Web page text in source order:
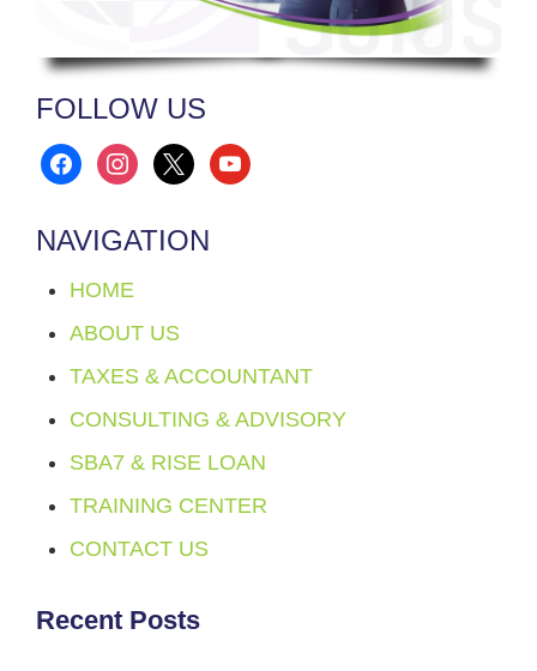
FOLLOW US
facebookinstagram
x youtube
NAVIGATION
HOME
ABOUT US
TAXES & ACCOUNTANT
CONSULTING & ADVISORY
SBA7 & RISE LOAN
TRAINING CENTER
CONTACT US
Recent Posts